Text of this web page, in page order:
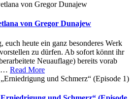
von Gregor Dunajew
euch heute ein ganz besonderes Werk
zu dürfen. Ab sofort könnt ihr
Neuauflage) bereits vorab
… Read More